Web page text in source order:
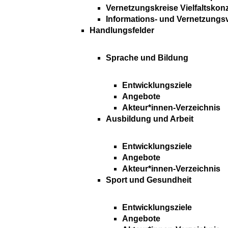
Vernetzungskreise
Informations- und
Handlungsfelder
Sprache und Bildung
Entwicklungsziele
Angebote
Akteur*innen-Verzeichnis
Ausbildung und Arbeit
Entwicklungsziele
Angebote
Akteur*innen-Verzeichnis
Sport und Gesundheit
Entwicklungsziele
Angebote